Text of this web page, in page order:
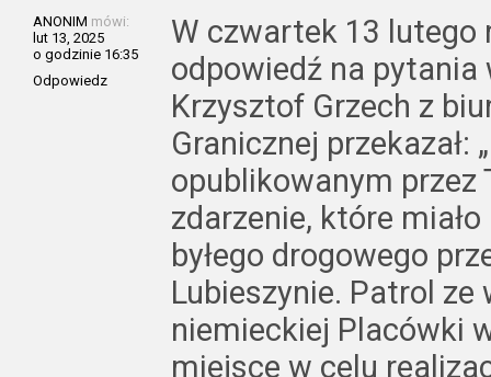
ANONIM mówi:
lut 13, 2025
o godzinie 16:35
Odpowiedz
W czwartek 13 lutego
odpowiedź na
Krzysztof Grzech z
Granicznej przekazał:
opublikowanym przez
zdarzenie, które
byłego drogowego
Lubieszynie. Patrol
niemieckiej Placówki
miejsce w celu